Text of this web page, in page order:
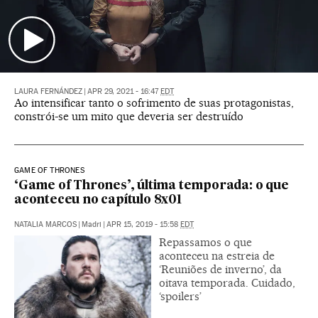
LAURA FERNÁNDEZ APR 29, 2021 - 16:47 EDT
Ao intensificar tanto o sofrimento de suas protagonistas,
constrói-se um mito que deveria ser destruído
GAME OF THRONES
‘Game of Thrones’, última temporada: o que
aconteceu no capítulo 8x01
NATALIA MARCOS Madri APR 15, 2019 - 15:58 EDT
Repassamos o que
aconteceu na estreia de
‘Reuniões de inverno’, da
oitava temporada. Cuidado,
‘spoilers’